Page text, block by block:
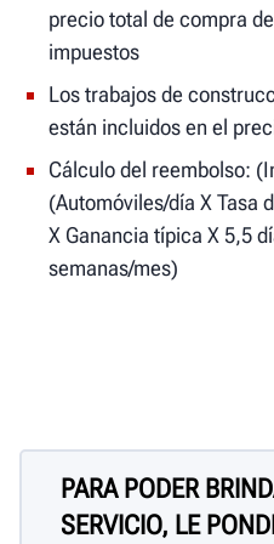
precio total de compra
impuestos
Los trabajos de
están incluidos en el
Cálculo del reembolso:
(Automóviles/día X Tasa
X Ganancia típica X 5,5
semanas/mes)
PARA PODER
SERVICIO, LE